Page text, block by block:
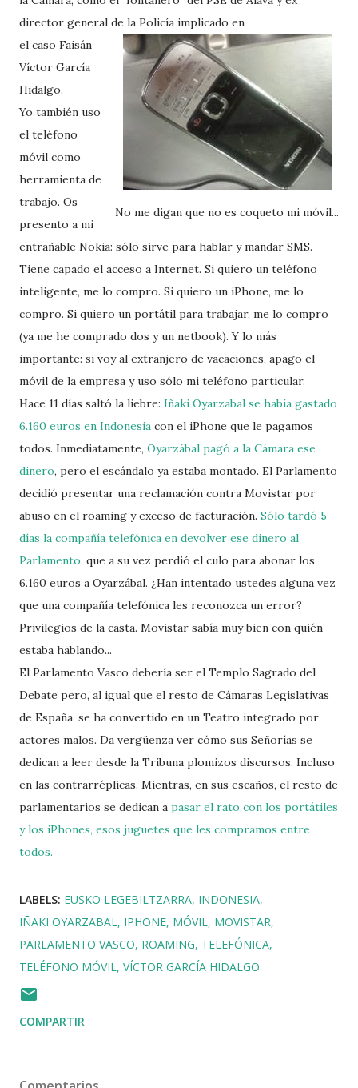
director general de la Policía implicado en
No me digan que no es coqueto mi móvil...
el caso Faisán
Víctor García
Hidalgo.
Yo también uso
el teléfono
móvil como
herramienta de
trabajo. Os
presento a mi
entrañable Nokia: sólo sirve para hablar y mandar SMS.
Tiene capado el acceso a Internet. Si quiero un teléfono
inteligente, me lo compro. Si quiero un iPhone, me lo
compro. Si quiero un portátil para trabajar, me lo compro
(ya me he comprado dos y un netbook). Y lo más
importante: si voy al extranjero de vacaciones, apago el
móvil de la empresa y uso sólo mi teléfono particular.
Hace 11 días saltó la liebre: Iñaki Oyarzabal se había gastado
6.160 euros en Indonesia con el iPhone que le pagamos
todos. Inmediatamente, Oyarzábal pagó a la Cámara ese
dinero, pero el escándalo ya estaba montado. El Parlamento
decidió presentar una reclamación contra Movistar por
abuso en el roaming y exceso de facturación. Sólo tardó 5
días la compañía telefónica en devolver ese dinero al
Parlamento, que a su vez perdió el culo para abonar los
6.160 euros a Oyarzábal. ¿Han intentado ustedes alguna vez
que una compañía telefónica les reconozca un error?
Privilegios de la casta. Movistar sabía muy bien con quién
estaba hablando...
El Parlamento Vasco debería ser el Templo Sagrado del
Debate pero, al igual que el resto de Cámaras Legislativas
de España, se ha convertido en un Teatro integrado por
actores malos. Da vergüenza ver cómo sus Señorías se
dedican a leer desde la Tribuna plomizos discursos. Incluso
en las contrarréplicas. Mientras, en sus escaños, el resto de
parlamentarios se dedican a pasar el rato con los portátiles
y los iPhones, esos juguetes que les compramos entre
todos.
LABELS: EUSKO LEGEBILTZARRA INDONESIA
IÑAKI OYARZABAL IPHONE MÓVIL MOVISTAR
PARLAMENTO VASCO ROAMING TELEFÓNICA
TELÉFONO MÓVIL VÍCTOR GARCÍA HIDALGO
COMPARTIR